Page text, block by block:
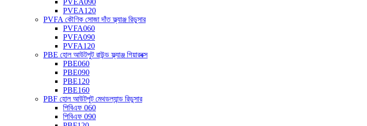
PVEA120
PVFA কৌণিক সোজা দাঁত ফ্ল্যাঞ্জ রিডুসার
PVFA060
PVFA090
PVFA120
PBE হোল আউটপুট রাউন্ড ফ্ল্যাঞ্জ গিয়ারবক্স
PBE060
PBE090
PBE120
PBE160
PBF হোল আউটপুট মেথডল্যান্ড রিডুসার
পিবিএফ 060
পিবিএফ 090